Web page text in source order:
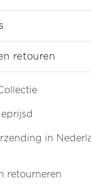
retouren
in
retourneren